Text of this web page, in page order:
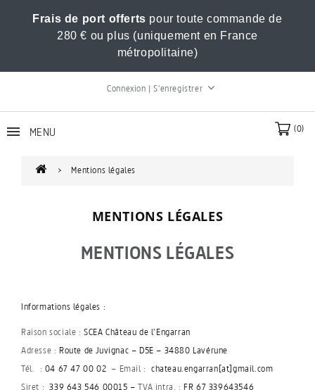
Frais de port offerts pour toute commande de
280 € ou plus (uniquement en France
métropolitaine)
Connexion | S'enregistrer
(0)
MENU
Mentions légales
MENTIONS LÉGALES
MENTIONS LÉGALES
Informations légales :
Raison sociale : SCEA Château de l’Engarran
Adresse : Route de Juvignac – D5E – 34880 Lavérune
Tél. : 04 67 47 00 02 – Email :chateau.engarran[at]gmail.com
Siret :339 643 546 00015 –TVA intra. :FR 67 339643546